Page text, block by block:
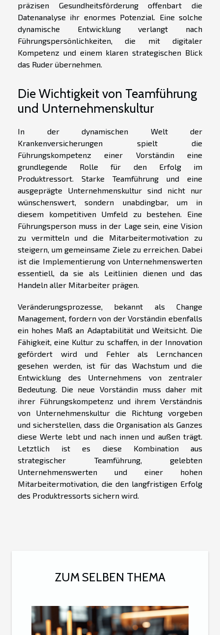
präzisen Gesundheitsförderung offenbart die
Datenanalyse ihr enormes Potenzial. Eine solche
dynamische Entwicklung verlangt nach
Führungspersönlichkeiten, die mit digitaler
Kompetenz und einem klaren strategischen Blick
das Ruder übernehmen.
Die Wichtigkeit von Teamführung
und Unternehmenskultur
In der dynamischen Welt der
Krankenversicherungen spielt die
Führungskompetenz einer Vorständin eine
grundlegende Rolle für den Erfolg im
Produktressort. Starke Teamführung und eine
ausgeprägte Unternehmenskultur sind nicht nur
wünschenswert, sondern unabdingbar, um in
diesem kompetitiven Umfeld zu bestehen. Eine
Führungsperson muss in der Lage sein, eine Vision
zu vermitteln und die Mitarbeitermotivation zu
steigern, um gemeinsame Ziele zu erreichen. Dabei
ist die Implementierung von Unternehmenswerten
essentiell, da sie als Leitlinien dienen und das
Handeln aller Mitarbeiter prägen.
Veränderungsprozesse, bekannt als Change
Management, fordern von der Vorständin ebenfalls
ein hohes Maß an Adaptabilität und Weitsicht. Die
Fähigkeit, eine Kultur zu schaffen, in der Innovation
gefördert wird und Fehler als Lernchancen
gesehen werden, ist für das Wachstum und die
Entwicklung des Unternehmens von zentraler
Bedeutung. Die neue Vorständin muss daher mit
ihrer Führungskompetenz und ihrem Verständnis
von Unternehmenskultur die Richtung vorgeben
und sicherstellen, dass die Organisation als Ganzes
diese Werte lebt und nach innen und außen trägt.
Letztlich ist es diese Kombination aus
strategischer Teamführung, gelebten
Unternehmenswerten und einer hohen
Mitarbeitermotivation, die den langfristigen Erfolg
des Produktressorts sichern wird.
ZUM SELBEN THEMA